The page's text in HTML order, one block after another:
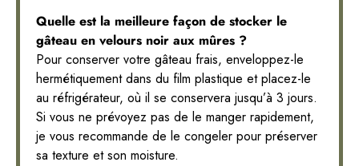
Quelle est la meilleure façon de stocker le
gâteau en velours noir aux mûres ?
Pour conserver votre gâteau frais, enveloppez-le
hermétiquement dans du film plastique et placez-le
au réfrigérateur, où il se conservera jusqu’à 3 jours.
Si vous ne prévoyez pas de le manger rapidement,
je vous recommande de le congeler pour préserver
sa texture et son moisture.